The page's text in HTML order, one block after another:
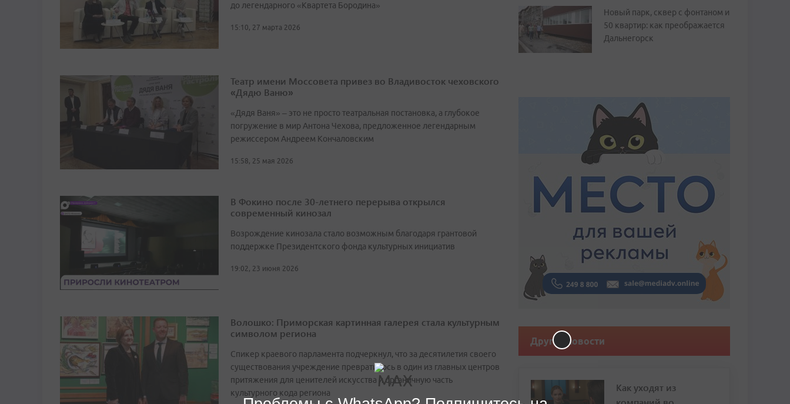
до легендарного «Квартета Бородина»
15:10, 27 марта 2026
Театр имени Моссовета привез во Владивосток чеховского
«Дядю Ваню»
«Дядя Ваня» – это не просто театральная постановка, а глубокое
погружение в мир Антона Чехова, предложенное легендарным
режиссером Андреем Кончаловским
15:58, 25 мая 2026
В Фокино после 30-летнего перерыва открылся
современный кинозал
Возрождение кинозала стало возможным благодаря грантовой
поддержке Президентского фонда культурных инициатив
19:02, 23 июня 2026
Волошко: Приморская картинная галерея стала культурным
символом региона
Спикер краевого парламента подчеркнул, что за десятилетия своего
существования учреждение превратилось в один из главных центров
притяжения для ценителей искусства и органичную часть
культурного кода региона
Новый парк, сквер с фонтаном и
50 квартир: как преображается
Дальнегорск
Другие новости
Как уходят из